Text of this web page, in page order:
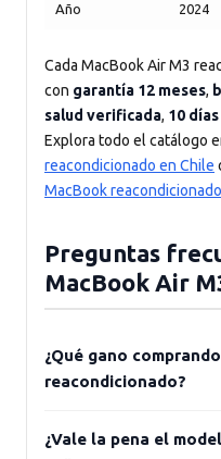
Año 2024
Cada MacBook Air M3
con garantía 12 meses,
salud verificada, 10
Explora todo el catálogo
reacondicionado en Chile
MacBook reacondicionado
Preguntas
MacBook Air
¿Qué gano
reacondicionado?
¿Vale la pena el